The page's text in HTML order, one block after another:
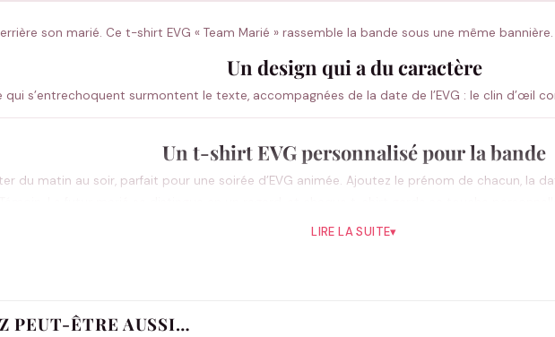
son marié. Ce t-shirt EVG « Team Marié » rassemble la bande sous une même bannière.
Un design qui a du caractère
qui s’entrechoquent surmontent le texte, accompagnées de la date de l’EVG : le clin d’œil
Un t-shirt EVG personnalisé pour la bande
du matin au soir, parfait pour une soirée d’EVG animée. Ajoutez le prénom de chacun, la
LIRE LA SUITE▾
PEUT-ÊTRE AUSSI…